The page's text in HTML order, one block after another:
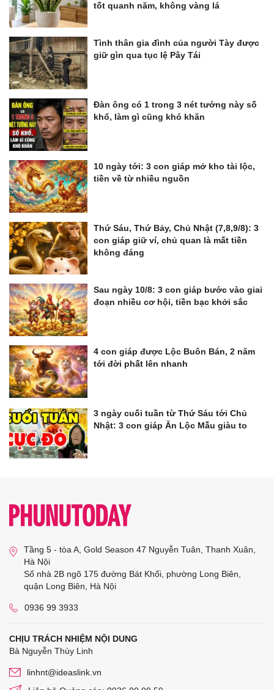
tốt quanh năm, không vàng lá
Tình thân gia đình của người Tày được
giữ gìn qua tục lệ Pây Tái
Đàn ông có 1 trong 3 nét tướng này số
khổ, làm gì cũng khó khăn
10 ngày tới: 3 con giáp mở kho tài lộc,
tiền về từ nhiều nguồn
Thứ Sáu, Thứ Bảy, Chủ Nhật (7,8,9/8): 3
con giáp giữ ví, chủ quan là mất tiền
không đáng
Sau ngày 10/8: 3 con giáp bước vào giai
đoạn nhiều cơ hội, tiền bạc khởi sắc
4 con giáp được Lộc Buôn Bán, 2 năm
tới đời phất lên nhanh
3 ngày cuối tuần từ Thứ Sáu tới Chủ
Nhật: 3 con giáp Ăn Lộc Mẫu giàu to
Tầng 5 - tòa A, Gold Season 47 Nguyễn Tuân, Thanh Xuân,
Hà Nội
Số nhà 2B ngõ 175 đường Bát Khối, phường Long Biên,
quận Long Biên, Hà Nội
0936 99 3933
CHỊU TRÁCH NHIỆM NỘI DUNG
Bà Nguyễn Thùy Linh
linhnt@ideaslink.vn